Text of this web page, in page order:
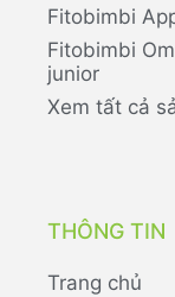
Fitobimbi
Fitobimbi
junior
Xem tất cả
THÔNG TIN
Trang chủ